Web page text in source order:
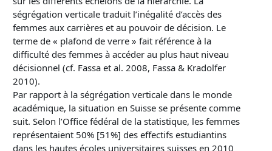
ségrégation verticale traduit l’inégalité d’accès des
femmes aux carrières et au pouvoir de décision. Le
terme de « plafond de verre » fait référence à la
difficulté des femmes à accéder au plus haut niveau
décisionnel (cf. Fassa et al. 2008, Fassa & Kradolfer
2010).
Par rapport à la ségrégation verticale dans le monde
académique, la situation en Suisse se présente comme
suit. Selon l’Office fédéral de la statistique, les femmes
représentaient 50% [51%] des effectifs estudiantins
dans les hautes écoles universitaires suisses en 2010